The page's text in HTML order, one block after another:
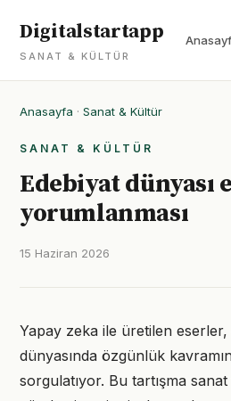
Digitalstartapp
SANAT & KÜLTÜR
Anasayfa · Sanat & Kültür
SANAT & KÜLTÜR
Edebiyat
yorumlanması
15 Haziran 2026
Yapay zeka ile üretilen eserler,
dünyasında özgünlük
sorgulatıyor. Bu tartışma